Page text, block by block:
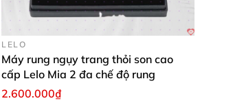
LELO
Máy rung ngụy trang thỏi son cao
cấp Lelo Mia 2 đa chế độ rung
2.600.000₫